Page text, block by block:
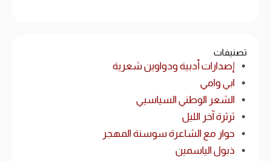
تصنيفات
إصدارات أدبية ودواوين شعرية
ابي وامي
الشعر الوطني السياسيي
ثرثرة آخر الليل
حوار مع الشاعرة سوسنة المهجر
ذبول الياسمين